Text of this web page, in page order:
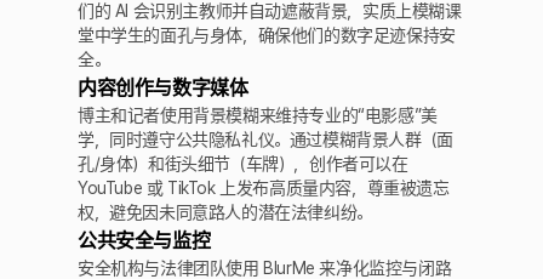
们的 AI 会识别主教师并自动遮蔽背景，实质上模糊课
堂中学生的面孔与身体，确保他们的数字足迹保持安
全。
内容创作与数字媒体
博主和记者使用背景模糊来维持专业的“电影感”美
学，同时遵守公共隐私礼仪。通过模糊背景人群（面
孔/身体）和街头细节（车牌），创作者可以在
YouTube 或 TikTok 上发布高质量内容，尊重被遗忘
权，避免因未同意路人的潜在法律纠纷。
公共安全与监控
安全机构与法律团队使用 BlurMe 来净化监控与闭路